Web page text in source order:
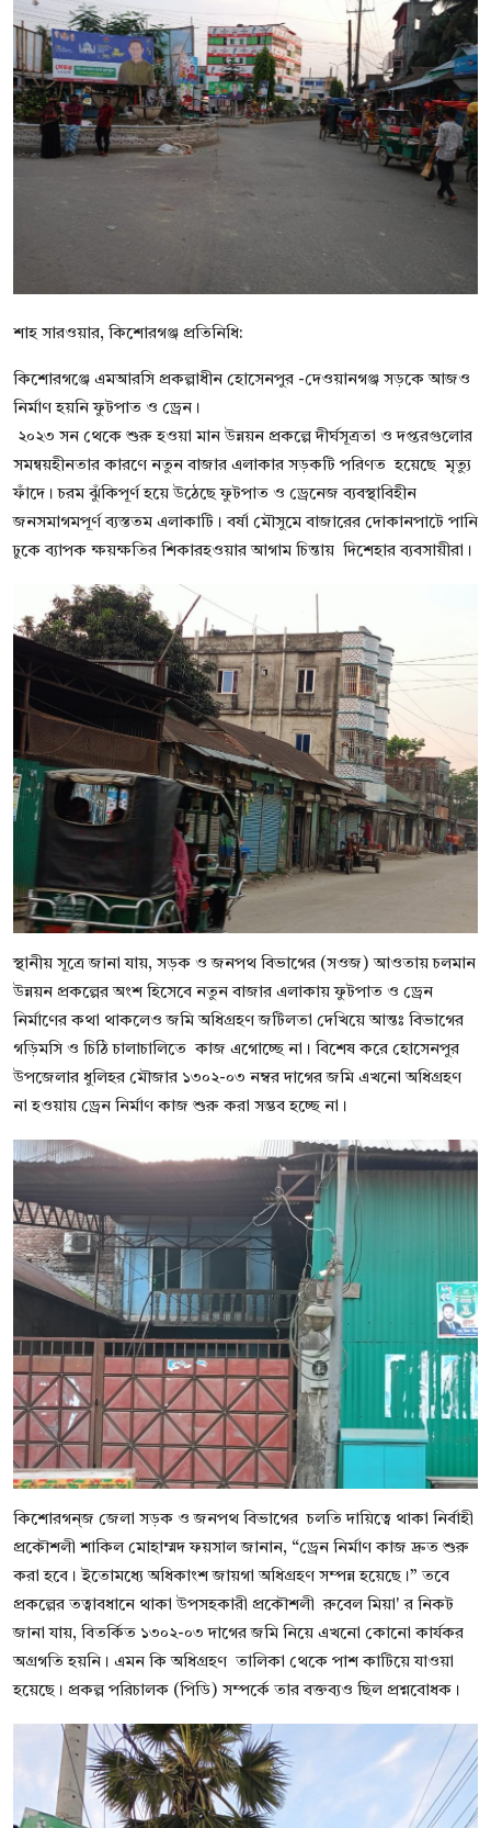
বিনোদন
বাণিজ্য
শিল্প ও সাহিত্য
Bangla
শাহ সারওয়ার, কিশোরগঞ্জ প্রতিনিধি:
কিশোরগঞ্জে এমআরসি প্রকল্পাধীন হোসেনপুর -দেওয়ানগঞ্জ সড়কে আজও
নির্মাণ হয়নি ফুটপাত ও ড্রেন।
২০২৩ সন থেকে শুরু হওয়া মান উন্নয়ন প্রকল্পে দীর্ঘসূত্রতা ও দপ্তরগুলোর
সমন্বয়হীনতার কারণে নতুন বাজার এলাকার সড়কটি পরিণত হয়েছে মৃত্যু
ফাঁদে। চরম ঝুঁকিপূর্ণ হয়ে উঠেছে ফুটপাত ও ড্রেনেজ ব্যবস্থাবিহীন
জনসমাগমপূর্ণ ব্যস্ততম এলাকাটি। বর্ষা মৌসুমে বাজারের দোকানপাটে পানি
ঢুকে ব্যাপক ক্ষয়ক্ষতির শিকারহওয়ার আগাম চিন্তায় দিশেহার ব্যবসায়ীরা।
স্থানীয় সূত্রে জানা যায়, সড়ক ও জনপথ বিভাগের (সওজ) আওতায় চলমান
উন্নয়ন প্রকল্পের অংশ হিসেবে নতুন বাজার এলাকায় ফুটপাত ও ড্রেন
নির্মাণের কথা থাকলেও জমি অধিগ্রহণ জটিলতা দেখিয়ে আন্তঃ বিভাগের
গড়িমসি ও চিঠি চালাচালিতে কাজ এগোচ্ছে না। বিশেষ করে হোসেনপুর
উপজেলার ধুলিহর মৌজার ১৩০২-০৩ নম্বর দাগের জমি এখনো অধিগ্রহণ
না হওয়ায় ড্রেন নির্মাণ কাজ শুরু করা সম্ভব হচ্ছে না।
কিশোরগন্জ জেলা সড়ক ও জনপথ বিভাগের চলতি দায়িত্বে থাকা নির্বাহী
প্রকৌশলী শাকিল মোহাম্মদ ফয়সাল জানান, “ড্রেন নির্মাণ কাজ দ্রুত শুরু
করা হবে। ইতোমধ্যে অধিকাংশ জায়গা অধিগ্রহণ সম্পন্ন হয়েছে।” তবে
প্রকল্পের তত্বাবধানে থাকা উপসহকারী প্রকৌশলী রুবেল মিয়া' র নিকট
জানা যায়, বিতর্কিত ১৩০২-০৩ দাগের জমি নিয়ে এখনো কোনো কার্যকর
অগ্রগতি হয়নি। এমন কি অধিগ্রহণ তালিকা থেকে পাশ কাটিয়ে যাওয়া
হয়েছে। প্রকল্প পরিচালক (পিডি) সম্পর্কে তার বক্তব্যও ছিল প্রশ্নবোধক।